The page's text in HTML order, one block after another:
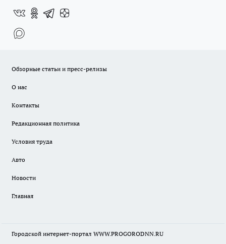
Обзорные статьи и пресс-релизы
О нас
Контакты
Редакционная политика
Условия труда
Авто
Новости
Главная
Городской интернет-портал WWW.PROGORODNN.RU